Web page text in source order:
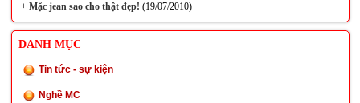
+Mặc jean sao cho thật đẹp! (19/07/2010)
DANH MỤC
Tin tức - sự kiện
Nghề MC